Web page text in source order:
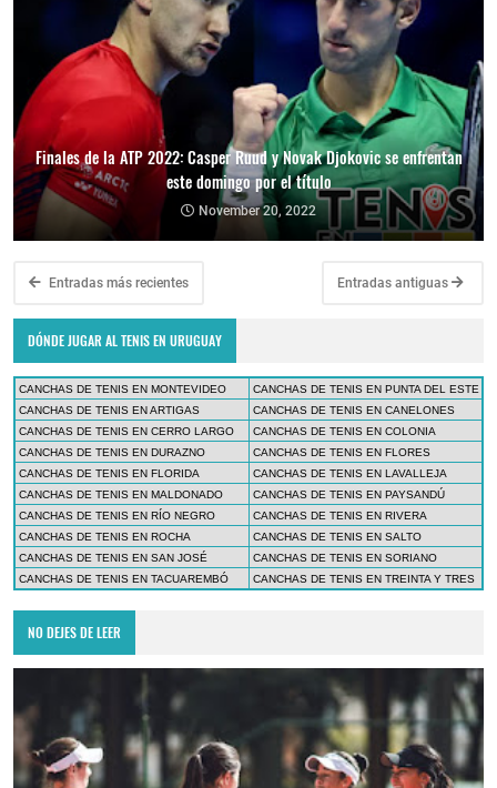
Finales de la ATP 2022: Casper Ruud y Novak Djokovic se enfrentan
este domingo por el título
November 20, 2022
Entradas más recientes Entradas antiguas
DÓNDE JUGAR AL TENIS EN URUGUAY
CANCHAS DE TENIS EN MONTEVIDEO
CANCHAS DE TENIS EN PUNTA DEL ESTE
CANCHAS DE TENIS EN ARTIGAS
CANCHAS DE TENIS EN CANELONES
CANCHAS DE TENIS EN CERRO LARGO
CANCHAS DE TENIS EN COLONIA
CANCHAS DE TENIS EN DURAZNO
CANCHAS DE TENIS EN FLORES
CANCHAS DE TENIS EN FLORIDA
CANCHAS DE TENIS EN LAVALLEJA
CANCHAS DE TENIS EN MALDONADO
CANCHAS DE TENIS EN PAYSANDÚ
CANCHAS DE TENIS EN RÍO NEGRO
CANCHAS DE TENIS EN RIVERA
CANCHAS DE TENIS EN ROCHA
CANCHAS DE TENIS EN SALTO
CANCHAS DE TENIS EN SAN JOSÉ
CANCHAS DE TENIS EN SORIANO
CANCHAS DE TENIS EN TACUAREMBÓ
CANCHAS DE TENIS EN TREINTA Y TRES
NO DEJES DE LEER